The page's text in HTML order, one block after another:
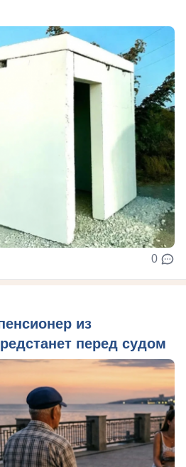
0
из
перед судом